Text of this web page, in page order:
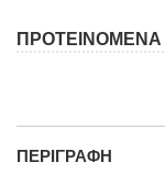
ΠΕΡΙΓΡΑΦΉ